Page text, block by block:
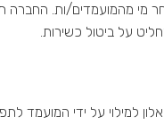
מי מהמועמדים/ות.
על ביטול כשירות.
למילוי על ידי המועמד